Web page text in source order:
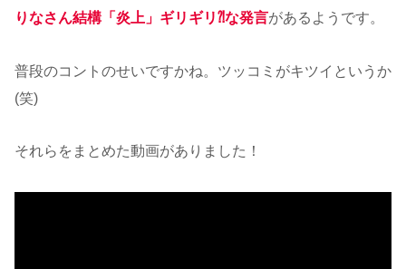
りなさん結構「炎上」ギリギリ⁈な発言があるようです。
普段のコントのせいですかね。ツッコミがキツイというか
(笑)
それらをまとめた動画がありました！